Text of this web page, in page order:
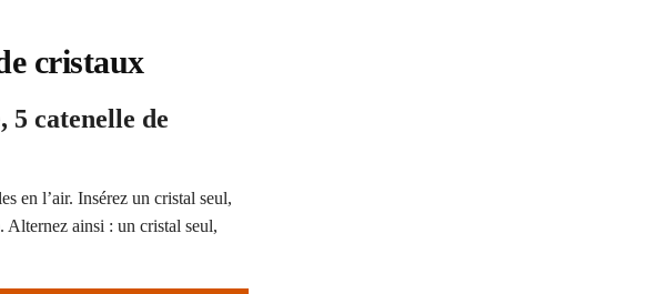
cristaux
5 catenelle de
en l’air. Insérez un cristal seul,
Alternez ainsi : un cristal seul,